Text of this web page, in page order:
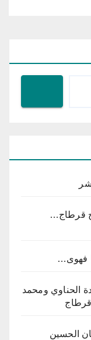
قرطاج…
فهوى…
الدولي- الدورة 60: ميادة الحناوي ومحمد
الحسين